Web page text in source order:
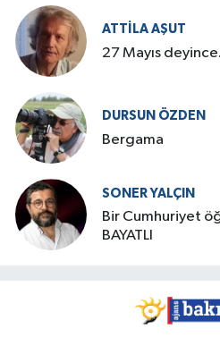
ATTILA AŞUT
27 Mayıs
DURSUN ÖZDEN
Bergama
SONER YALÇIN
Bir Cumhuriyet
BAYATLI